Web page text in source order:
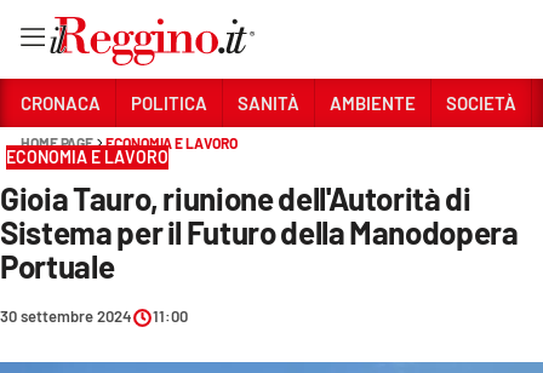
Sezioni
CRONACA
POLITICA
SANITÀ
AMBIENTE
CRONACA POLITICA SANITÀ AMBIENTE SOCIETÀ
HOME PAGE ECONOMIA E LAVORO
ECONOMIA E LAVORO
Gioia Tauro, riunione dell'Autorità di
Sistema per il Futuro della Manodopera
Portuale
30 settembre 2024 11:00